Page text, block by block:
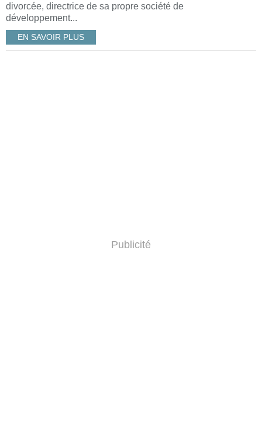
divorcée, directrice de sa propre société de
développement...
EN SAVOIR PLUS
Publicité